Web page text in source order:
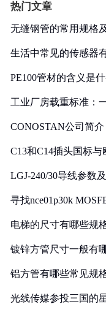
热门文章
无缝钢管的常用规格
生活中常见的传感器
PE100管材的含义是
工业厂房载重标准：
CONOSTAN公司简介
C13和C14插头国标
LGJ-240/30导线参数
寻找nce01p30k
电梯的尺寸有哪些规
镀锌方管尺寸一般有
铝方管有哪些常见规
光线传媒参投三国的